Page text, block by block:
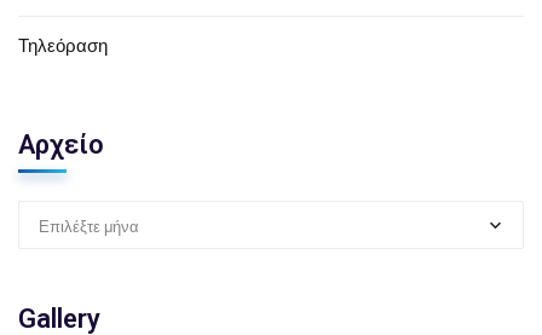
Τηλεόραση
Αρχείο
Επιλέξτε μήνα
Gallery